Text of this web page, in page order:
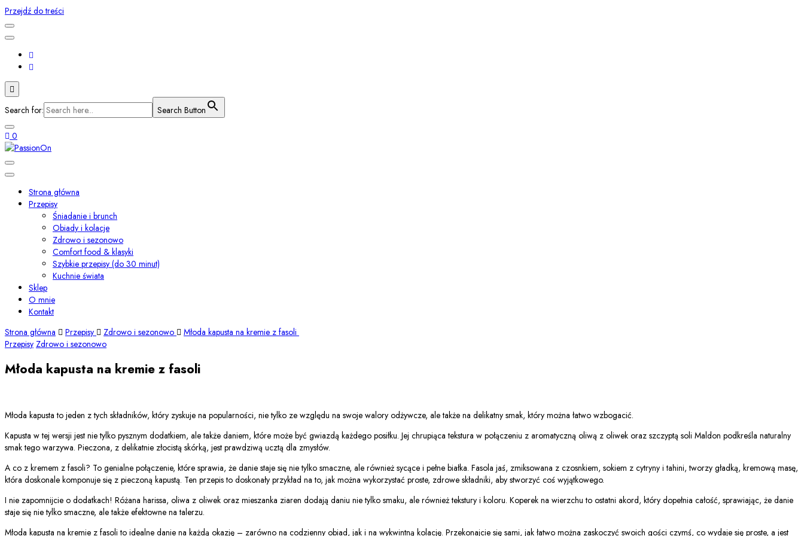
Przejdź do treści
Search for: Search Button
0
PassionOn
Smaki świata i przepisy z duszą
Strona główna
Przepisy
Śniadanie i brunch
Obiady i kolacje
Zdrowo i sezonowo
Comfort food & klasyki
Szybkie przepisy (do 30 minut)
Kuchnie świata
Sklep
O mnie
Kontakt
Strona główna
Przepisy Zdrowo i sezonowo
Młoda kapusta na kremie z fasoli
Przepisy Zdrowo i sezonowo
Młoda kapusta na kremie z fasoli
Młoda kapusta to jeden z tych składników, który zyskuje na popularności, nie tylko ze względu na swoje walory odżywcze, ale także na delikatny smak, który można łatwo wzbogacić.
Kapusta w tej wersji jest nie tylko pysznym dodatkiem, ale także daniem, które może być gwiazdą każdego posiłku. Jej chrupiąca tekstura w połączeniu z aromatyczną oliwą z oliwek oraz szczyptą soli Maldon podkreśla naturalny
smak tego warzywa. Pieczona, z delikatnie złocistą skórką, jest prawdziwą ucztą dla zmysłów.
A co z kremem z fasoli? To genialne połączenie, które sprawia, że danie staje się nie tylko smaczne, ale również sycące i pełne białka. Fasola jaś, zmiksowana z czosnkiem, sokiem z cytryny i tahini, tworzy gładką, kremową masę,
która doskonale komponuje się z pieczoną kapustą. Ten przepis to doskonały przykład na to, jak można wykorzystać proste, zdrowe składniki, aby stworzyć coś wyjątkowego.
I nie zapomnijcie o dodatkach! Różana harissa, oliwa z oliwek oraz mieszanka ziaren dodają daniu nie tylko smaku, ale również tekstury i koloru. Koperek na wierzchu to ostatni akord, który dopełnia całość, sprawiając, że danie
staje się nie tylko smaczne, ale także efektowne na talerzu.
Młoda kapusta na kremie z fasoli to idealne danie na każdą okazję – zarówno na codzienny obiad, jak i na wykwintną kolację. Przekonajcie się sami, jak łatwo można zaskoczyć swoich gości czymś, co wydaje się proste, a jest